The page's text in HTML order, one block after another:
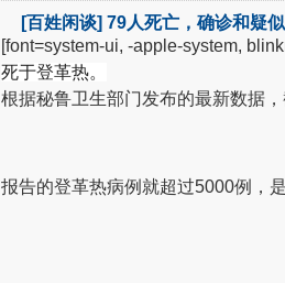
[百姓闲谈] 79人死亡，确诊和疑
[font=system-ui, -apple-system,
死于登革热。
根据秘鲁卫生部门发布的最新数据
报告的登革热病例就超过5000例，